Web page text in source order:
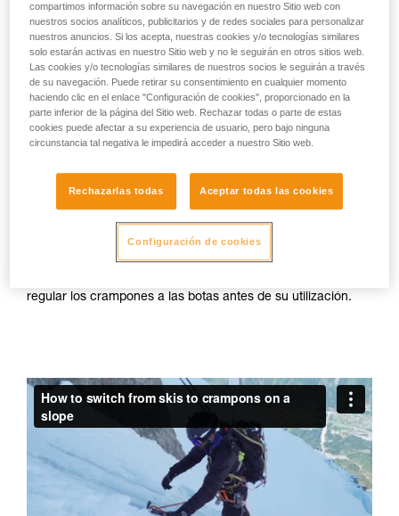
El primer reflejo debe ser asegurarse con un tornillo o
cualquier otro anclaje improvisado, ya que existe un gran
riesgo de perder el equilibrio o resbalar durante las
numerosas manipulaciones de material.
Atención, Tony Lamiche utiliza una técnica personal para
atarse los crampones, que presenta una ventaja de confort,
pero un riesgo mayor de engancharse los crampones entre
sí durante la marcha. Petzl recomienda respetar la ficha
regular los crampones a las botas antes de su utilización.
compartimos información sobre su navegación en nuestro Sitio web con
nuestros socios analíticos, publicitarios y de redes sociales para personalizar
nuestros anuncios. Si los acepta, nuestras cookies y/o tecnologías similares
solo estarán activas en nuestro Sitio web y no le seguirán en otros sitios web.
Las cookies y/o tecnologías similares de nuestros socios le seguirán a través
de su navegación. Puede retirar su consentimiento en cualquier momento
haciendo clic en el enlace "Configuración de cookies", proporcionado en la
parte inferior de la página del Sitio web. Rechazar todas o parte de estas
cookies puede afectar a su experiencia de usuario, pero bajo ninguna
circunstancia tal negativa le impedirá acceder a nuestro Sitio web.
Rechazarlas todas Aceptar todas las cookies
Configuración de cookies